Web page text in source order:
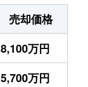
売却価格
8,100万円
5,700万円